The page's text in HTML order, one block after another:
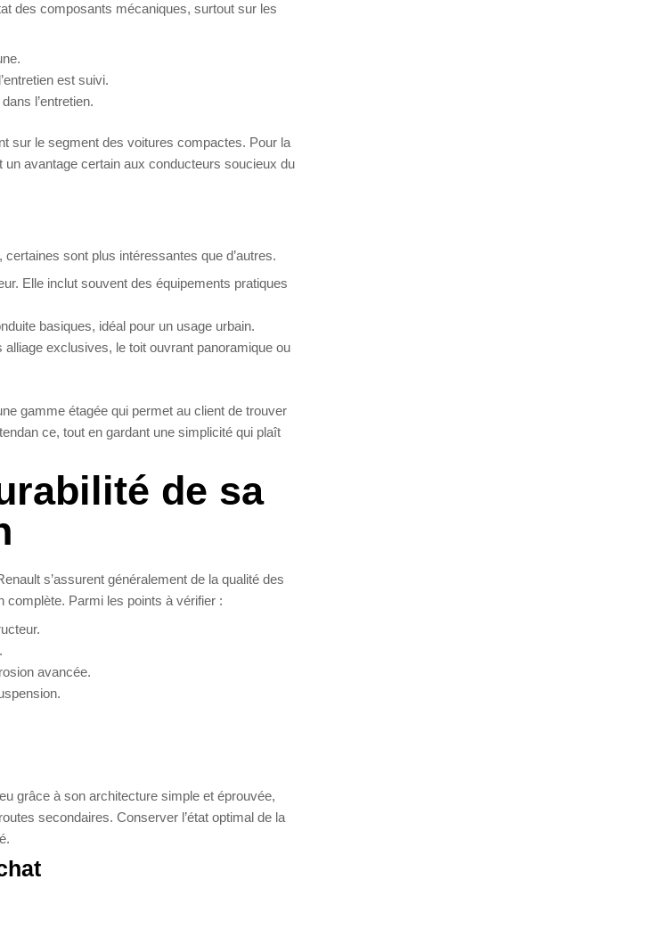
des composants mécaniques, surtout sur les
est suivi.
l’entretien.
sur le segment des voitures compactes. Pour la
avantage certain aux conducteurs soucieux du
sont plus intéressantes que d’autres.
Elle inclut souvent des équipements pratiques
basiques, idéal pour un usage urbain.
exclusives, le toit ouvrant panoramique ou
gamme étagée qui permet au client de trouver
ce, tout en gardant une simplicité qui plaît
de sa
s’assurent généralement de la qualité des
Parmi les points à vérifier :
avancée.
grâce à son architecture simple et éprouvée,
secondaires. Conserver l’état optimal de la